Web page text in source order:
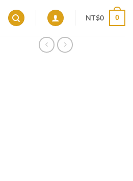
率 × 專屬設計 願望顯化｜意圖啟動
NT$0 0